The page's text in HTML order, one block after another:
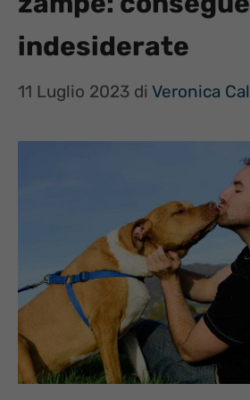
indesiderate
11 Luglio 2023 di Veronica